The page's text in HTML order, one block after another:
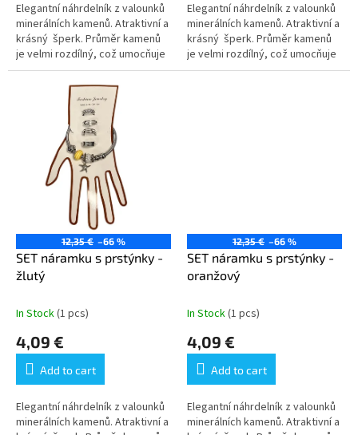
Elegantní náhrdelník z valounků
minerálních kamenů. Atraktivní a
krásný šperk. Průměr kamenů
je velmi rozdílný, což umocňuje
atraktivitu šperku. Ilustrativní...
Elegantní náhrdelník z valounků
minerálních kamenů. Atraktivní a
krásný šperk. Průměr kamenů
je velmi rozdílný, což umocňuje
atraktivitu šperku. Ilustrativní...
12,35 € –66 %
SET náramku s prstýnky -
žlutý
In Stock(1 pcs)
4,09 €
Add to cart
Elegantní náhrdelník z valounků
minerálních kamenů. Atraktivní a
12,35 € –66 %
SET náramku s prstýnky -
oranžový
In Stock(1 pcs)
4,09 €
Add to cart
Elegantní náhrdelník z valounků
minerálních kamenů. Atraktivní a